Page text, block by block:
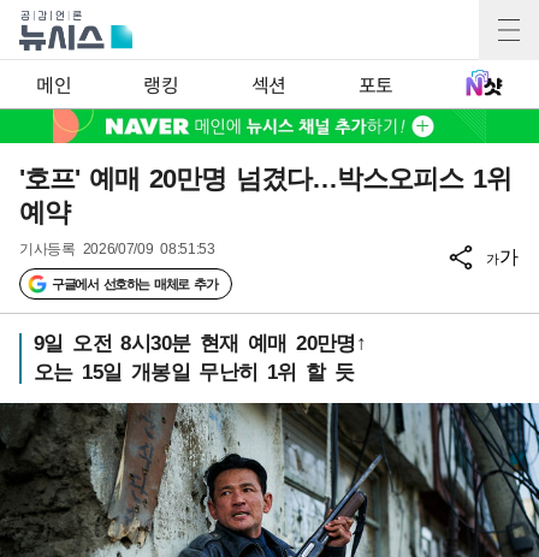
메인 랭킹 섹션 포토
'호프' 예매 20만명 넘겼다…박스오피스 1위
예약
기사등록 2026/07/09 08:51:53
구글에서 선호하는 매체로 추가
가가
9일 오전 8시30분 현재 예매 20만명↑
오는 15일 개봉일 무난히 1위 할 듯